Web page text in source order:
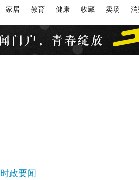
家居 教育 健康 收藏 卖场 消
时政要闻